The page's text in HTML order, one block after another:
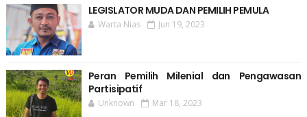
LEGISLATOR MUDA DAN PEMILIH PEMULA
Warta Nias Jun 19, 2023
Peran Pemilih Milenial dan Pengawasan
Partisipatif
Unknown Mar 18, 2023